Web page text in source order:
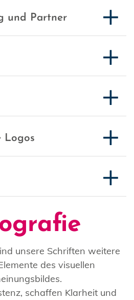
und Partner
Logos
unsere Schriften weitere
des visuellen
schaffen Klarheit und